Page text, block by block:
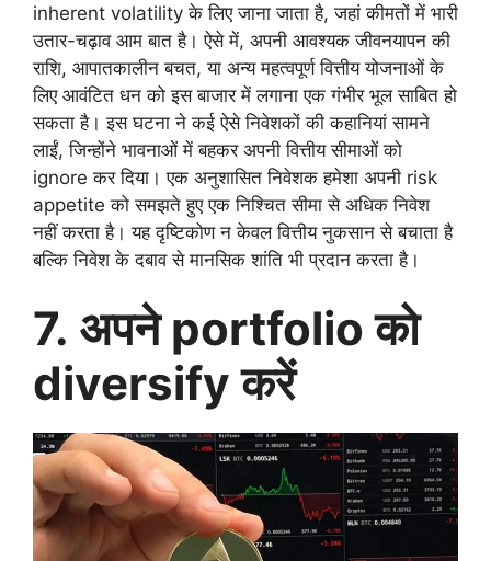
inherent volatility के लिए जाना जाता है, जहां कीमतों में भारी
उतार-चढ़ाव आम बात है। ऐसे में, अपनी आवश्यक जीवनयापन की
राशि, आपातकालीन बचत, या अन्य महत्वपूर्ण वित्तीय योजनाओं के
लिए आवंटित धन को इस बाजार में लगाना एक गंभीर भूल साबित हो
सकता है। इस घटना ने कई ऐसे निवेशकों की कहानियां सामने
लाईं, जिन्होंने भावनाओं में बहकर अपनी वित्तीय सीमाओं को
ignore कर दिया। एक अनुशासित निवेशक हमेशा अपनी risk
appetite को समझते हुए एक निश्चित सीमा से अधिक निवेश
नहीं करता है। यह दृष्टिकोण न केवल वित्तीय नुकसान से बचाता है
बल्कि निवेश के दबाव से मानसिक शांति भी प्रदान करता है।
7. अपने portfolio को
diversify करें